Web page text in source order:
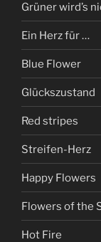
Grüner wird’s
Ein Herz für …
Blue Flower
Glückszustand
Red stripes
Streifen-Herz
Happy Flowers
Flowers of the
Hot Fire